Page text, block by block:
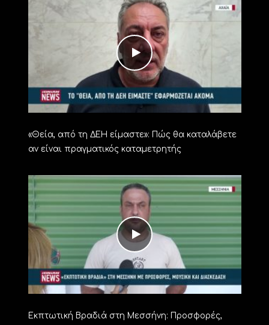
«Θεία, από τη ΔΕΗ είμαστε»: Πώς θα καταλάβετε
αν είναι πραγματικός καταμετρητής
Εκπτωτική Βραδιά στη Μεσσήνη: Προσφορές,